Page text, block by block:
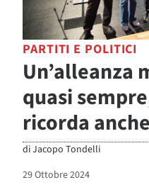
PARTITI E POLITICI
Un’alleanza
quasi
ricorda
diJacopo Tondelli
29 Ottobre 2024